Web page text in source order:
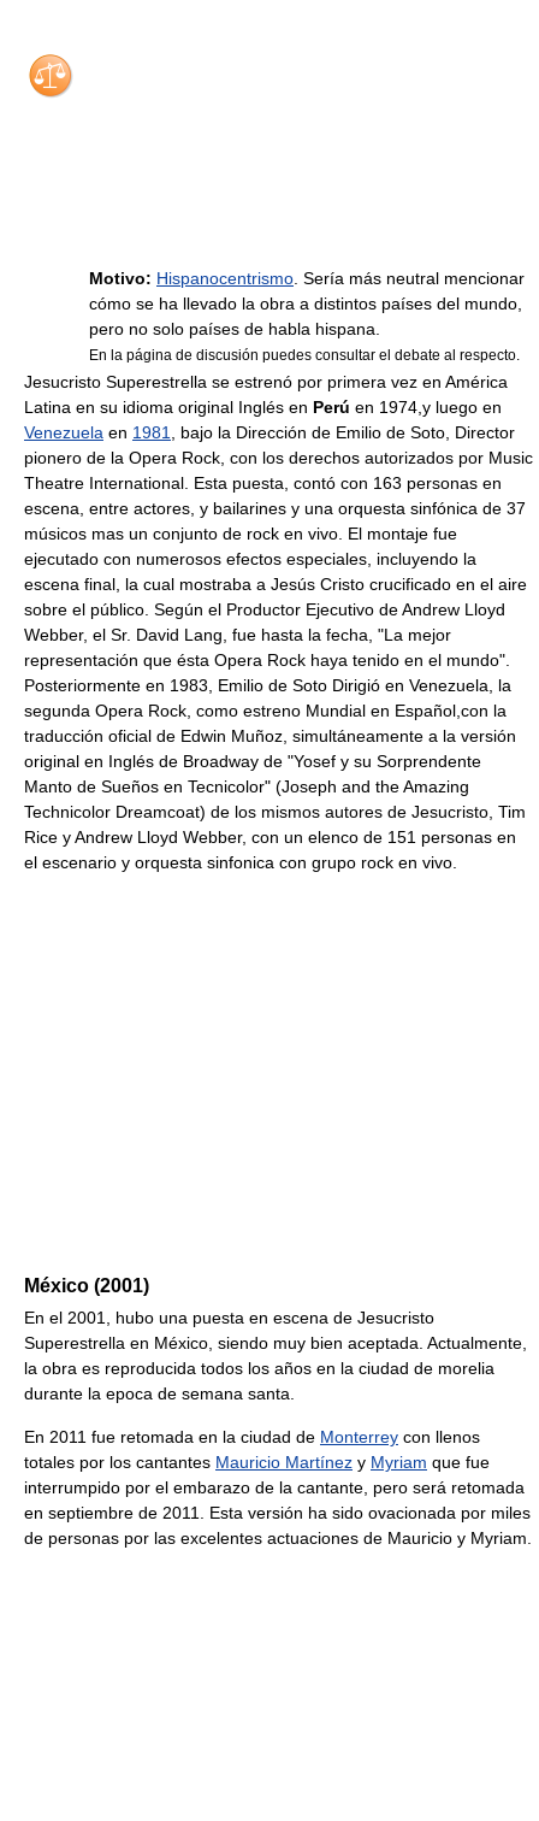
Motivo: Hispanocentrismo. Sería más neutral mencionar
cómo se ha llevado la obra a distintos países del mundo,
pero no solo países de habla hispana.
En la página de discusión puedes consultar el debate al respecto.
Jesucristo Superestrella se estrenó por primera vez en América
Latina en su idioma original Inglés en Perú en 1974,y luego en
Venezuela en 1981, bajo la Dirección de Emilio de Soto, Director
pionero de la Opera Rock, con los derechos autorizados por Music
Theatre International. Esta puesta, contó con 163 personas en
escena, entre actores, y bailarines y una orquesta sinfónica de 37
músicos mas un conjunto de rock en vivo. El montaje fue
ejecutado con numerosos efectos especiales, incluyendo la
escena final, la cual mostraba a Jesús Cristo crucificado en el aire
sobre el público. Según el Productor Ejecutivo de Andrew Lloyd
Webber, el Sr. David Lang, fue hasta la fecha, "La mejor
representación que ésta Opera Rock haya tenido en el mundo".
Posteriormente en 1983, Emilio de Soto Dirigió en Venezuela, la
segunda Opera Rock, como estreno Mundial en Español,con la
traducción oficial de Edwin Muñoz, simultáneamente a la versión
original en Inglés de Broadway de "Yosef y su Sorprendente
Manto de Sueños en Tecnicolor" (Joseph and the Amazing
Technicolor Dreamcoat) de los mismos autores de Jesucristo, Tim
Rice y Andrew Lloyd Webber, con un elenco de 151 personas en
el escenario y orquesta sinfonica con grupo rock en vivo.
México (2001)
En el 2001, hubo una puesta en escena de Jesucristo
Superestrella en México, siendo muy bien aceptada. Actualmente,
la obra es reproducida todos los años en la ciudad de morelia
durante la epoca de semana santa.
En 2011 fue retomada en la ciudad de Monterrey con llenos
totales por los cantantes Mauricio Martínez y Myriam que fue
interrumpido por el embarazo de la cantante, pero será retomada
en septiembre de 2011. Esta versión ha sido ovacionada por miles
de personas por las excelentes actuaciones de Mauricio y Myriam.